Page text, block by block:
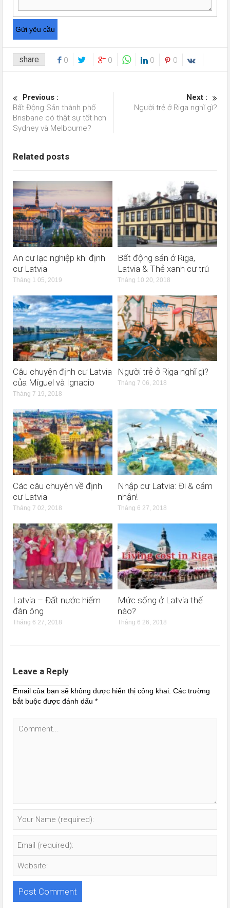
share 0 0 0 0
Previous :
Bất Động Sản thành phố
Brisbane có thật sự tốt hơn
Sydney và Melbourne?
Next :
Người trẻ ở Riga nghĩ gì?
Related posts
An cư lạc nghiệp khi định
cư Latvia
Tháng 1 05, 2019
Bất động sản ở Riga,
Latvia & Thẻ xanh cư trú
Tháng 10 20, 2018
Câu chuyện định cư Latvia
của Miguel và Ignacio
Tháng 7 19, 2018
Người trẻ ở Riga nghĩ gì?
Tháng 7 06, 2018
Các câu chuyện về định
cư Latvia
Tháng 7 02, 2018
Nhập cư Latvia: Đi & cảm
nhận!
Tháng 6 27, 2018
Latvia – Đất nước hiếm
đàn ông
Tháng 6 27, 2018
Mức sống ở Latvia thế
nào?
Tháng 6 26, 2018
Leave a Reply
Email của bạn sẽ không được hiển thị công khai. Các trường
bắt buộc được đánh dấu*